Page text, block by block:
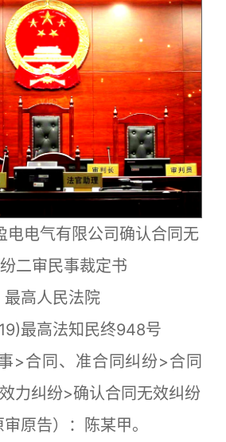
电电气有限公司确认合同无
二审民事裁定书
高人民法院
最高法知民终948号
合同、准合同纠纷>合同
力纠纷>确认合同无效纠纷
告）：陈某甲。